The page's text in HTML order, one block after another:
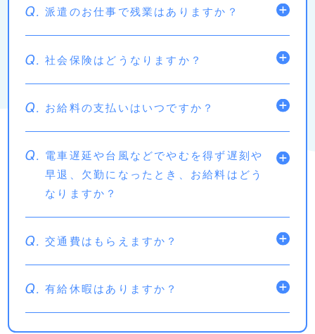
Q. 派遣のお仕事で残業はありますか？
Q. 社会保険はどうなりますか？
Q. お給料の支払いはいつですか？
Q.
電車遅延や台風などでやむを得ず遅刻や
早退、欠勤になったとき、お給料はどう
なりますか？
Q. 交通費はもらえますか？
Q. 有給休暇はありますか？